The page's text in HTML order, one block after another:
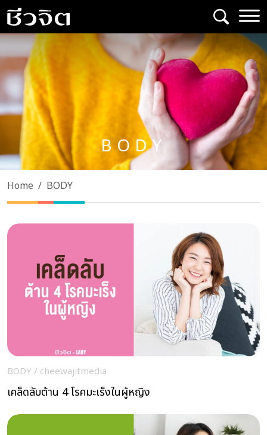
Skip
to
content
BODY
Home BODY
BODY / cheewajitmedia
เคล็ดลับต้าน 4 โรคมะเร็งในผู้หญิง